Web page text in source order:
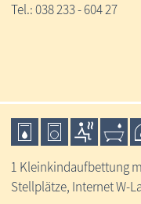
Tel.: 038 233 - 604 27
1 Kleinkindaufbettung
Stellplätze, Internet W-